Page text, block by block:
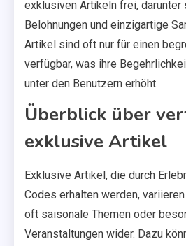
exklusiven Artikeln frei, darunter
Belohnungen und einzigartige
Artikel sind oft nur für einen
verfügbar, was ihre
unter den Benutzern erhöht.
Überblick über
exklusive Artikel
Exklusive Artikel, die durch
Codes erhalten werden,
oft saisonale Themen oder
Veranstaltungen wider. Dazu